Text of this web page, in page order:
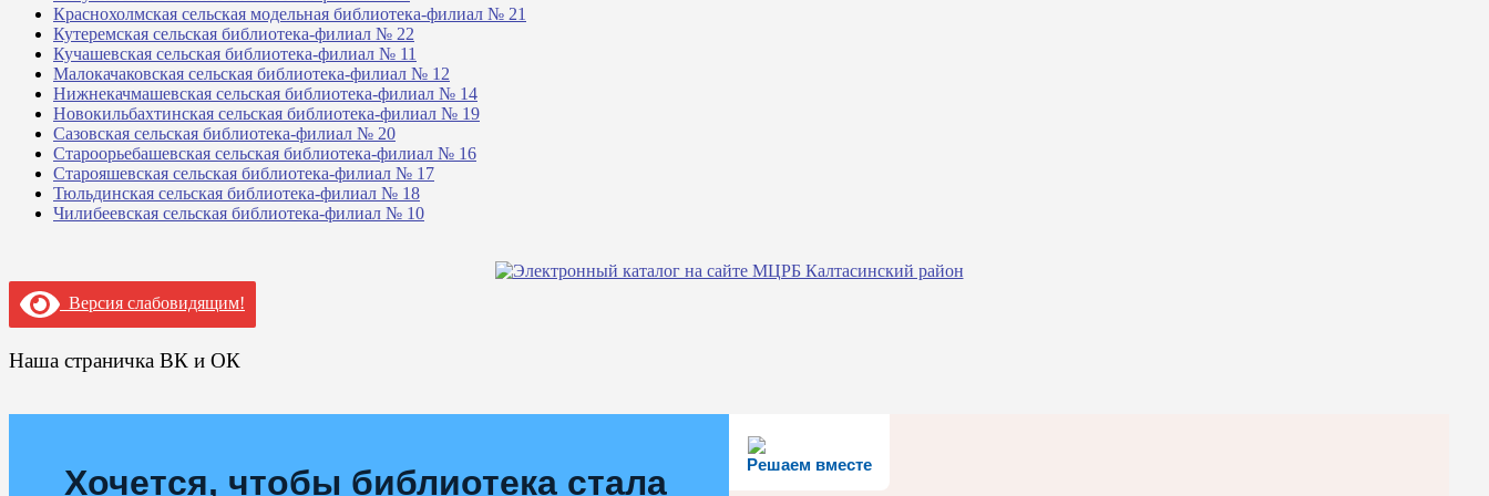
Краснохолмская сельская модельная библиотека-филиал № 21
Кутеремская сельская библиотека-филиал № 22
Кучашевская сельская библиотека-филиал № 11
Малокачаковская сельская библиотека-филиал № 12
Нижнекачмашевская сельская библиотека-филиал № 14
Новокильбахтинская сельская библиотека-филиал № 19
Сазовская сельская библиотека-филиал № 20
Староорьебашевская сельская библиотека-филиал № 16
Старояшевская сельская библиотека-филиал № 17
Тюльдинская сельская библиотека-филиал № 18
Чилибеевская сельская библиотека-филиал № 10
Версия слабовидящим!
Наша страничка ВК и ОК
Решаем вместе
Хочется, чтобы библиотека стала